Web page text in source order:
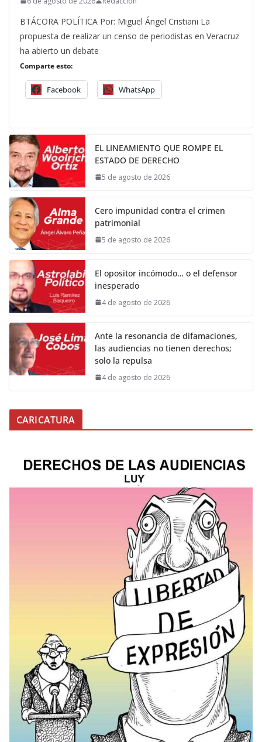
BTÁCORA POLÍTICA Por: Miguel Ángel Cristiani La
propuesta de realizar un censo de periodistas en Veracruz
ha abierto un debate
Comparte esto:
Facebook WhatsApp
EL LINEAMIENTO QUE ROMPE EL
ESTADO DE DERECHO
5 de agosto de 2026
Cero impunidad contra el crimen
patrimonial
5 de agosto de 2026
El opositor incómodo… o el defensor
inesperado
4 de agosto de 2026
Ante la resonancia de difamaciones,
las audiencias no tienen derechos;
solo la repulsa
4 de agosto de 2026
CARICATURA